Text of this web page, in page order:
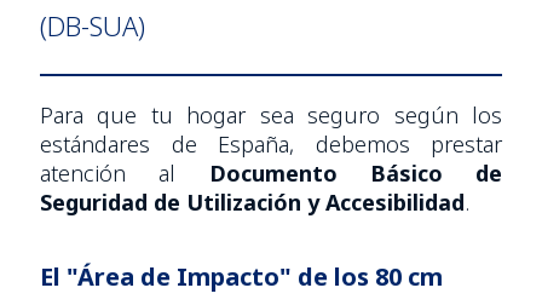
(DB-SUA)
Para que tu hogar sea seguro según los
estándares de España, debemos prestar
atención al
Documento Básico de
Seguridad de Utilización y Accesibilidad.
El "Área de Impacto" de los 80 cm